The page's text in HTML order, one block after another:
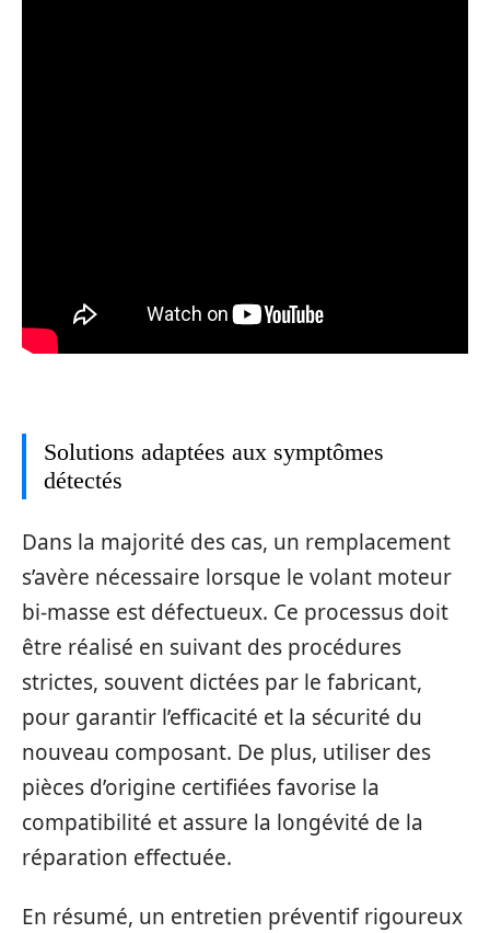
Solutions adaptées aux symptômes
détectés
Dans la majorité des cas, un remplacement
s’avère nécessaire lorsque le volant moteur
bi-masse est défectueux. Ce processus doit
être réalisé en suivant des procédures
strictes, souvent dictées par le fabricant,
pour garantir l’efficacité et la sécurité du
nouveau composant. De plus, utiliser des
pièces d’origine certifiées favorise la
compatibilité et assure la longévité de la
réparation effectuée.
En résumé, un entretien préventif rigoureux